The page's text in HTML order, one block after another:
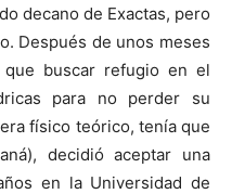
decano de Exactas, pero
Después de unos meses
buscar refugio en el
para no perder su
físico teórico, tenía que
decidió aceptar una
en la Universidad de